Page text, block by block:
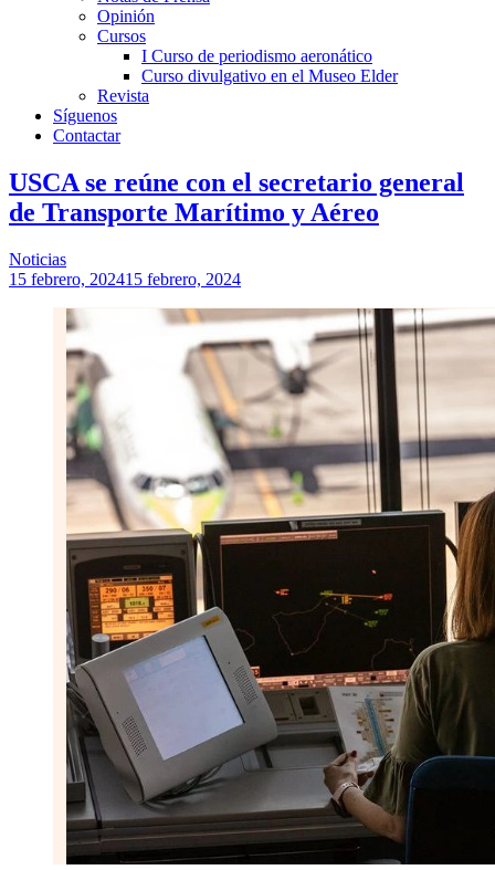
Opinión
Cursos
I Curso de periodismo aeronático
Curso divulgativo en el Museo Elder
Revista
Síguenos
Contactar
USCA se reúne con el secretario general
de Transporte Marítimo y Aéreo
Noticias
15 febrero, 202415 febrero, 2024